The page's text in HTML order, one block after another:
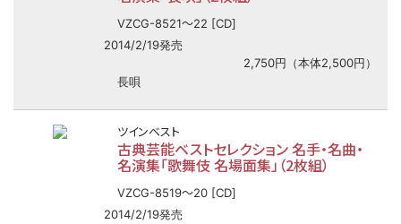
VZCG-8521〜22 [CD]
2014/2/19発売
2,750円（本体2,500円）
長唄
ツインベスト
古典芸能ベストセレクション 名手・名曲・
名演集「歌舞伎 名場面集」（2枚組）
VZCG-8519〜20 [CD]
2014/2/19発売